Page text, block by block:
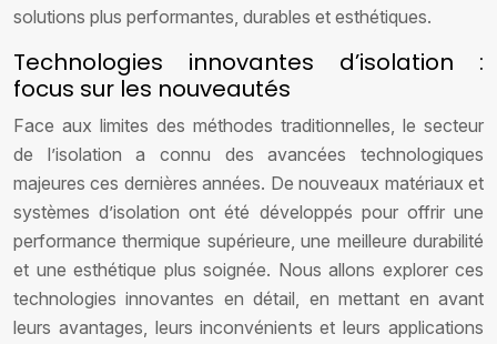
solutions plus performantes, durables et esthétiques.
Technologies innovantes d’isolation :
focus sur les nouveautés
Face aux limites des méthodes traditionnelles, le secteur
de l’isolation a connu des avancées technologiques
majeures ces dernières années. De nouveaux matériaux et
systèmes d’isolation ont été développés pour offrir une
performance thermique supérieure, une meilleure durabilité
et une esthétique plus soignée. Nous allons explorer ces
technologies innovantes en détail, en mettant en avant
leurs avantages, leurs inconvénients et leurs applications